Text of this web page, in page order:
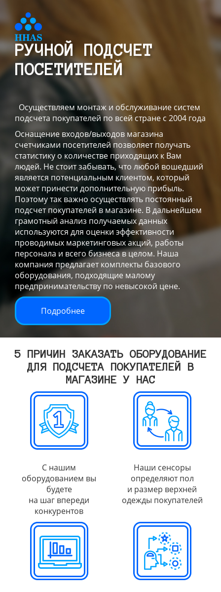
РУЧНОЙ ПОДСЧЕТ
ПОСЕТИТЕЛЕЙ
Осуществляем монтаж и обслуживание систем
подсчета покупателей по всей стране с 2004 года
Оснащение входов/выходов магазина
счетчиками посетителей позволяет получать
статистику о количестве приходящих к Вам
людей. Не стоит забывать, что любой вошедший
является потенциальным клиентом, который
может принести дополнительную прибыль.
Поэтому так важно осуществлять постоянный
подсчет покупателей в магазине. В дальнейшем
грамотный анализ получаемых данных
используются для оценки эффективности
проводимых маркетинговых акций, работы
персонала и всего бизнеса в целом. Наша
компания предлагает комплекты базового
оборудования, подходящие малому
предпринимательству по невысокой цене.
Подробнее
5 ПРИЧИН ЗАКАЗАТЬ ОБОРУДОВАНИЕ
ДЛЯ ПОДСЧЕТА ПОКУПАТЕЛЕЙ В
МАГАЗИНЕ У НАС
С нашим
оборудованием вы
будете
на шаг впереди
конкурентов
Наши сенсоры
определяют пол
и размер верхней
одежды покупателей